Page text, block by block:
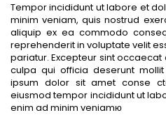
Tempor incididunt ut labore et
minim veniam, quis nostrud
aliquip ex ea commodo
reprehenderit in voluptate velit
pariatur. Excepteur sint
culpa qui officia deserunt
ipsum dolor sit amet conse
eiusmod tempor incididunt ut
enim ad minim veniamю